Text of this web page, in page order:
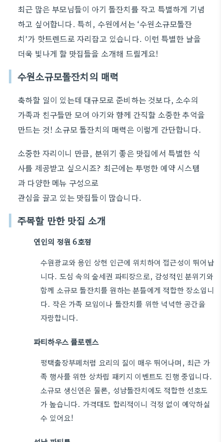
최근 많은 부모님들이 아기 돌잔치를 작고 특별하게 기념
하고 싶어합니다. 특히, 수원에서는 ‘수원소규모돌잔
치’가 핫트렌드로 자리잡고 있습니다. 이런 특별한 날을
더욱 빛나게 할 맛집들을 소개해 드릴게요!
수원소규모돌잔치의 매력
축하할 일이 있는데 대규모로 준비하는 것보다, 소수의
가족과 친구들만 모여 아기와 함께 간직할 소중한 추억을
만드는 것! 소규모 돌잔치의 매력은 이렇게 간단합니다.
소중한 자리이니 만큼, 분위기 좋은 맛집에서 특별한 식
사를 제공받고 싶으시죠? 최근에는 투명한 예약 시스템
과 다양한 메뉴 구성으로
관심을 끌고 있는 맛집들이 많습니다.
주목할 만한 맛집 소개
연인의 정원 6호점
수원광교와 용인 상현 인근에 위치하여 접근성이 뛰어납
니다. 도심 속의 숲세권 파티장으로, 감성적인 분위기와
함께 소규모 돌잔치를 원하는 분들에게 적합한 장소입니
다. 작은 가족 모임이나 돌잔치를 위한 넉넉한 공간을
자랑합니다.
파티하우스 플로렌스
평택출장부페처럼 요리의 질이 매우 뛰어나며, 최근 가
족 행사를 위한 상차림 패키지 이벤트도 진행 중입니다.
소규모 생신연은 물론, 성남돌잔치에도 적합한 선호도
가 높습니다. 가격대도 합리적이니 걱정 없이 예약하실
수 있어요!